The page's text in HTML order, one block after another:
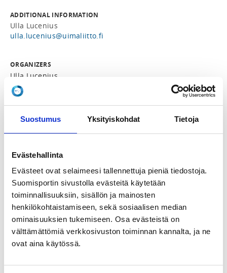
Suostumus Yksityiskohdat Tietoja
Evästehallinta
Evästeet ovat selaimeesi tallennettuja pieniä tiedostoja.
Suomisportin sivustolla evästeitä käytetään
toiminnallisuuksiin, sisällön ja mainosten
henkilökohtaistamiseen, sekä sosiaalisen median
ominaisuuksien tukemiseen. Osa evästeistä on
välttämättömiä verkkosivuston toiminnan kannalta, ja ne
ovat aina käytössä.
ADDITIONAL INFORMATION
Ulla Lucenius
ulla.lucenius@uimaliitto.fi
ORGANIZERS
Ulla Lucenius
Suomen Uimaliitto järjestää Taitouinnin TASO 1 -
valmentajakoulutuksen lajiosuuden 11.-13.9.2026
(etäkoulutus) ja 23.-25.10.2026 (lähikoulutus).
Koulutuksen ensimmäinen lähijakso järjestetään
Vantaalla.
KOHDERYHMÄ:
Koulutus on tarkoitettu aloitteleville
taitouintivalmentajille, joilla voi olla jo muuta
uimaopetuksen ja/tai lasten ja nuorten ohjaamisen
peruskoulutusta tai vastaavat tiedot ja taidot.
KOULUTUKSEN SISÄLTÖ JA LAAJUUS:
Taitouinnin TASO 1 -valmentajakoulutus antaa
valmentamiseen keskittyen lapsuusvaiheen